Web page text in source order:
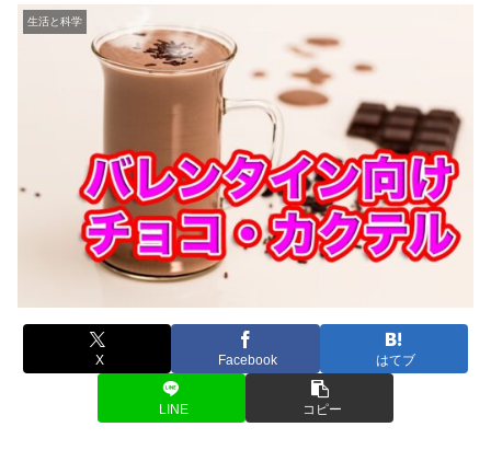
生活と科学
X Facebook はてブ
LINE コピー